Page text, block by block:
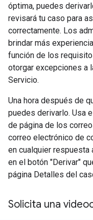
óptima, puedes
revisará tu caso para
correctamente. Los
brindar más
función de los
otorgar excepciones a
Servicio.
Una hora después de
puedes derivarlo. Usa
de página de los
correo electrónico de
en cualquier respuesta
en el botón "Derivar"
página Detalles del
Solicita una